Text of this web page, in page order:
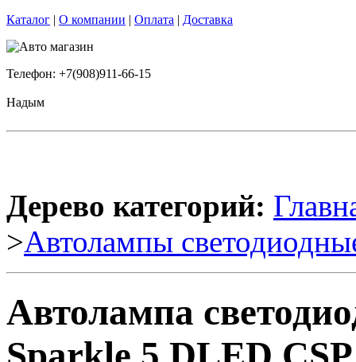
Каталог | О компании | Оплата | Доставка
Телефон: +7(908)911-66-15
Надым
Дерево категорий:
>Автолампы
Автолампа